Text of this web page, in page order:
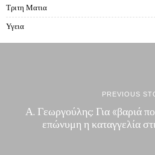
Τριτη Ματια
Υγεια
PREVIOUS
Α. Γεωργούλης: Για «βαριά
επώνυμη η καταγγελία